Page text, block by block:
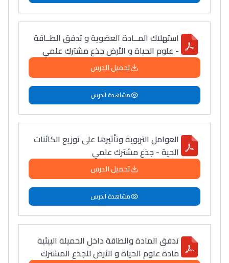
استهلاك المــادة العضوية و تدفق الطــاقة
- علوم الحياة و الأرض جذع مشترك علمي
تحميل الدرس
مشاهدة الدرس
العوامل التربوية وتأثيرها على توزيع الكائنات
الحية - جذع مشترك علمي
تحميل الدرس
مشاهدة الدرس
تدفق المادة والطاقة داخل الحميلة البيئية
مادة علوم الحياة و الأرض للجذع المشترك